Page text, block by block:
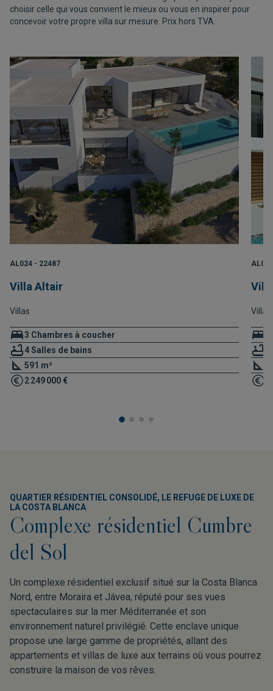
choisir celle qui vous convient le mieux ou vous en inspirer pour
concevoir votre propre villa sur mesure. Prix hors TVA.
AL024 - 22487
Villa Altair
Villas
3 Chambres à coucher
4 Salles de bains
591 m²
2 249 000 €
Villas
QUARTIER RÉSIDENTIEL CONSOLIDÉ, LE REFUGE DE LUXE DE
LA COSTA BLANCA
Complexe résidentiel Cumbre
del Sol
Un complexe résidentiel exclusif situé sur la Costa Blanca
Nord, entre Moraira et Jávea, réputé pour ses vues
spectaculaires sur la mer Méditerranée et son
environnement naturel privilégié. Cette enclave unique
propose une large gamme de propriétés, allant des
appartements et villas de luxe aux terrains où vous pourrez
construire la maison de vos rêves.